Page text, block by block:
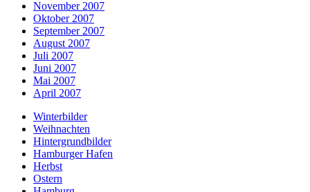
November 2007
Oktober 2007
September 2007
August 2007
Juli 2007
Juni 2007
Mai 2007
April 2007
Winterbilder
Weihnachten
Hintergrundbilder
Hamburger Hafen
Herbst
Ostern